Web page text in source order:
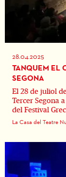
28.04.2025
TANQUEM EL
SEGONA
El 28 de juliol
Tercer Segona
del Festival
La Casa del Teatre